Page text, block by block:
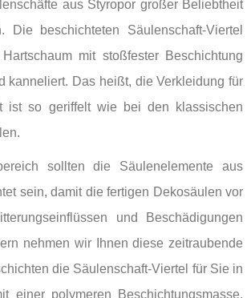
aus Styropor großer Beliebtheit
Die beschichteten Säulenschaft-Viertel
mit stoßfester Beschichtung
kanneliert. Das heißt, die Verkleidung für
ist so geriffelt wie bei den klassischen
sollten die Säulenelemente aus
sein, damit die fertigen Dekosäulen vor
und Beschädigungen
nehmen wir Ihnen diese zeitraubende
die Säulenschaft-Viertel für Sie in
einer polymeren Beschichtungsmasse.